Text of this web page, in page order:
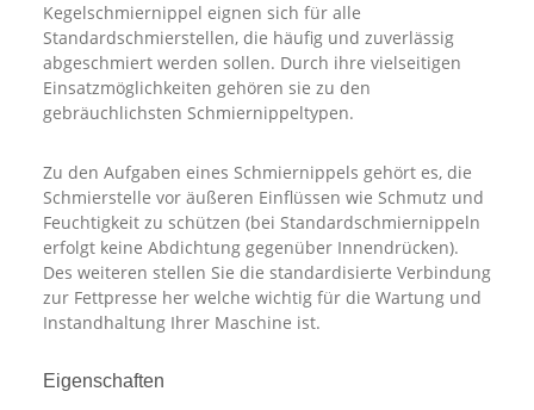
Kegelschmiernippel eignen sich für alle
Standardschmierstellen, die häufig und zuverlässig
abgeschmiert werden sollen. Durch ihre vielseitigen
Einsatzmöglichkeiten gehören sie zu den
gebräuchlichsten Schmiernippeltypen.
Zu den Aufgaben eines Schmiernippels gehört es, die
Schmierstelle vor äußeren Einflüssen wie Schmutz und
Feuchtigkeit zu schützen (bei Standardschmiernippeln
erfolgt keine Abdichtung gegenüber Innendrücken).
Des weiteren stellen Sie die standardisierte Verbindung
zur Fettpresse her welche wichtig für die Wartung und
Instandhaltung Ihrer Maschine ist.
Eigenschaften